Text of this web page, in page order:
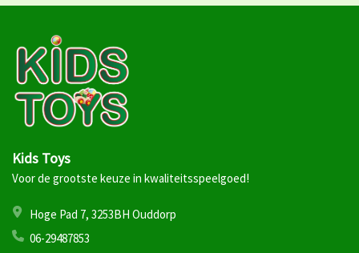
Kids Toys
Voor de grootste keuze in kwaliteitsspeelgoed!
Hoge Pad 7, 3253BH Ouddorp
06-29487853